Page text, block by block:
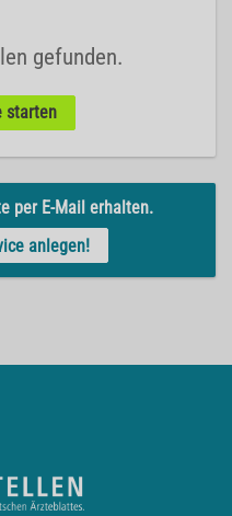
gefunden.
starten
per E-Mail erhalten.
anlegen!